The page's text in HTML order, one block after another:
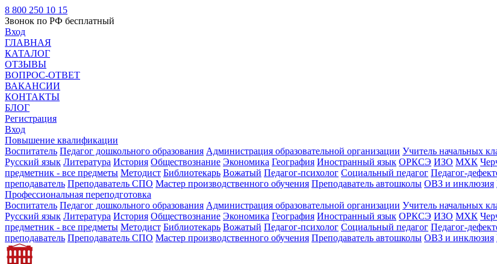
8 800 250 10 15
Звонок по РФ бесплатный
Вход
ГЛАВНАЯ
КАТАЛОГ
ОТЗЫВЫ
ВОПРОС-ОТВЕТ
ВАКАНСИИ
КОНТАКТЫ
БЛОГ
Регистрация
Вход
Повышение квалификации
Воспитатель Педагог дошкольного образования Администрация образовательной организации Учитель начальных
Русский язык Литература История Обществознание Экономика География Иностранный язык ОРКСЭ ИЗО МХК
предметник - все предметы Методист Библиотекарь Вожатый Педагог-психолог Социальный педагог Педагог-
преподаватель Преподаватель СПО Мастер производственного обучения Преподаватель автошколы ОВЗ и инклюзия
Профессиональная переподготовка
Воспитатель Педагог дошкольного образования Администрация образовательной организации Учитель начальных
Русский язык Литература История Обществознание Экономика География Иностранный язык ОРКСЭ ИЗО МХК
предметник - все предметы Методист Библиотекарь Вожатый Педагог-психолог Социальный педагог Педагог-
преподаватель Преподаватель СПО Мастер производственного обучения Преподаватель автошколы ОВЗ и инклюзия